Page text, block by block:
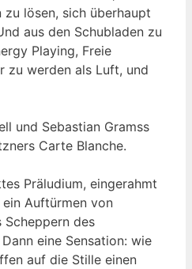
zu lösen, sich überhaupt
aus den Schubladen zu
Playing, Freie
zu werden als Luft, und
und Sebastian Gramss
Carte Blanche.
Präludium, eingerahmt
ein Auftürmen von
Scheppern des
eine Sensation: wie
auf die Stille einen